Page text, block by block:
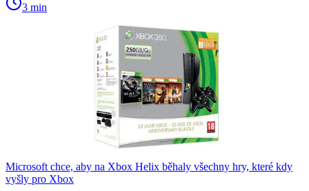
3 min
Microsoft chce, aby na Xbox Helix běhaly všechny hry, které kdy
vyšly pro Xbox